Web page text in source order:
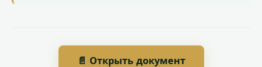
📄 Открыть документ